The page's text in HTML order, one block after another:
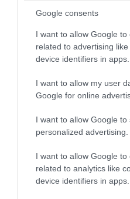
Google consents
I want to allow Google to
related to advertising
device identifiers in apps.
I want to allow my user
Google for online
I want to allow Google to
personalized advertising.
I want to allow Google to
related to analytics like
device identifiers in apps.
«Οι εντελώς αθώοι»: Η
Αττικής (φωτο)